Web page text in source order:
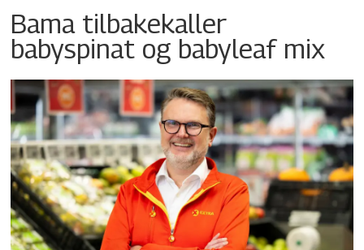
Bama tilbakekaller
babyspinat og babyleaf mix